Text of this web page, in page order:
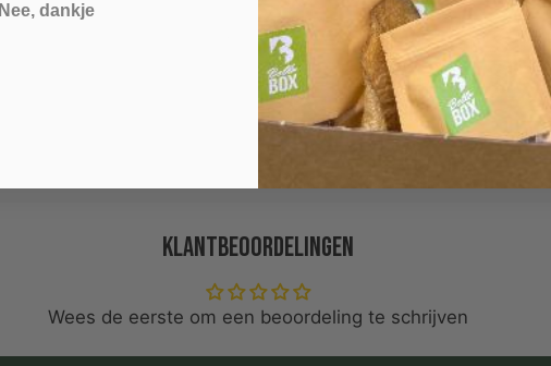
Klantbeoordelingen
Wees de eerste om een beoordeling te schrijven
Nee, dankje